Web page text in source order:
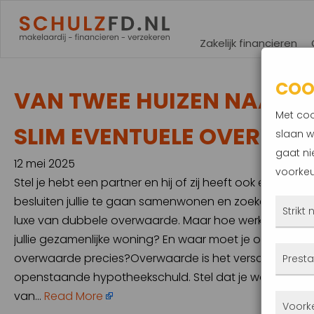
Zakelijk financieren
VAN TWEE HUIZEN NAAR
SLIM EVENTUELE
12 mei 2025
Stel je hebt een partner en hij of zij heeft ook een
besluiten jullie te gaan samenwonen en zoeken een
luxe van dubbele overwaarde. Maar hoe werkt dat
jullie gezamenlijke woning? En waar moet je op letten
overwaarde precies?Overwaarde is het verschil
openstaande hypotheekschuld. Stel dat je woning
van… Read More
Met
slaan
gaat
Strikt